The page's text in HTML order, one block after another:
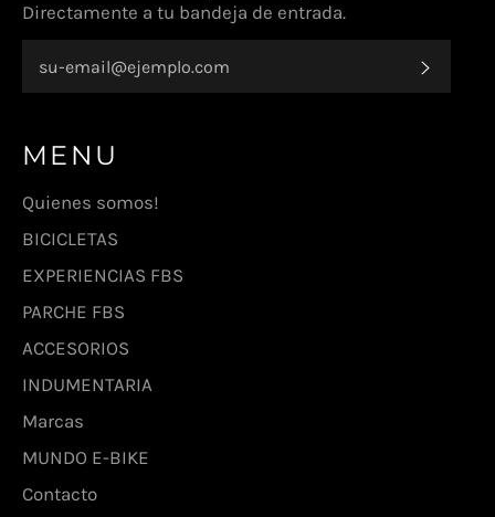
Directamente a tu bandeja de entrada.
MENU
Quienes somos!
BICICLETAS
EXPERIENCIAS FBS
PARCHE FBS
ACCESORIOS
INDUMENTARIA
Marcas
MUNDO E-BIKE
Contacto